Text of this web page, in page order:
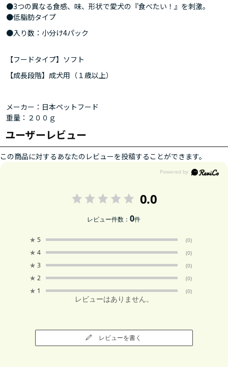
●3つの異なる食感、味、形状で愛犬の『食べたい！』を刺激。
●低脂肪タイプ
●入り数：小分け4パック
【フードタイプ】ソフト
【成長段階】成犬用（１歳以上）
メーカー：日本ペットフード
重量：２００ｇ
ユーザーレビュー
この商品に対するあなたのレビューを投稿することができます。
0.0
レビュー件数：0件
★ 5 (0)
★ 4 (0)
★ 3 (0)
★ 2 (0)
★ 1 (0)
レビューはありません。
レビューを書く